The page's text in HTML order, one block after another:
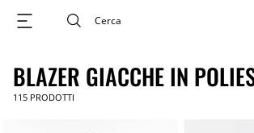
BLAZER GIACCHE IN
115 PRODOTTI